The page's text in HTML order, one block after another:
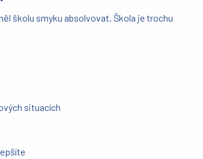
školu smyku absolvovat. Škola je trochu
situacích